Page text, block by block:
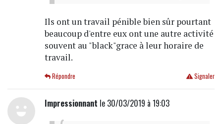
Ils ont un travail pénible bien sûr pourtant
beaucoup d'entre eux ont une autre activité
souvent au "black"grace à leur horaire de
travail.
Signaler
Répondre
Impressionnant le 30/03/2019 à 19:03